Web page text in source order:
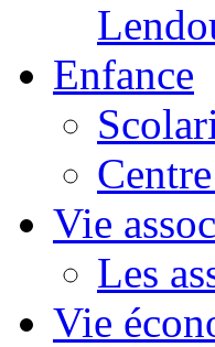
Enfance
Vie
Les
Vie